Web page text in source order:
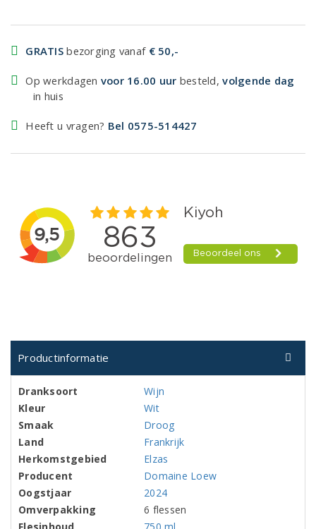
GRATIS bezorging vanaf € 50,-
Op werkdagen voor 16.00 uur besteld,volgende dag
in huis
Heeft u vragen? Bel 0575-514427
Productinformatie
Dranksoort
Wijn
Kleur
Wit
Smaak
Droog
Land
Frankrijk
Herkomstgebied
Elzas
Producent
Domaine Loew
Oogstjaar
2024
Omverpakking
6 flessen